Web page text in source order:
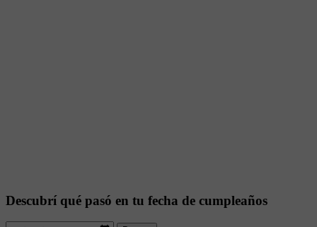
Descubrí qué pasó en tu fecha de cumpleaños